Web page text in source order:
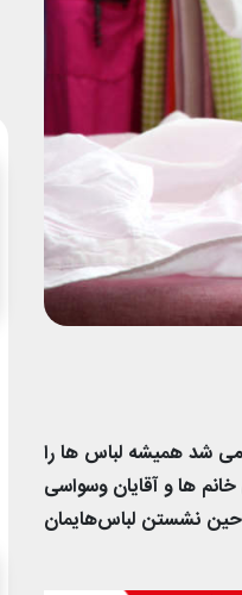
می شد همیشه لباس ها را
ها و آقایان وسواسی
نشستن لباس‌هایمان